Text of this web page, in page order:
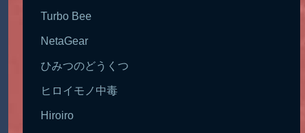
Turbo Bee
NetaGear
ひみつのどうくつ
ヒロイモノ中毒
Hiroiro